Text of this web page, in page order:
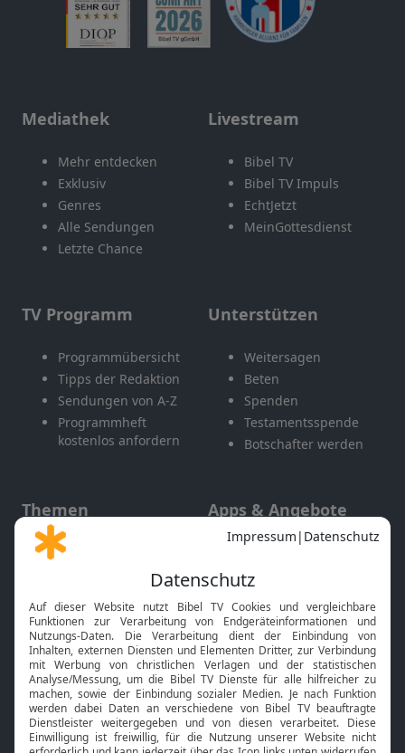
Mediathek
Mehr entdecken
Exklusiv
Genres
Alle Sendungen
Letzte Chance
Livestream
Bibel TV
Bibel TV Impuls
EchtJetzt
MeinGottesdienst
TV Programm
Programmübersicht
Tipps der Redaktion
Sendungen von A-Z
Programmheft
kostenlos anfordern
Unterstützen
Weitersagen
Beten
Spenden
Testamentsspende
Botschafter werden
Themen
Gott und Bibel erklärt
Neuigkeiten
Apps & Angebote
Mobile App
Smart TV
HbbTV
Bibelthek Online-Bibel
Nächster Gottesdienst